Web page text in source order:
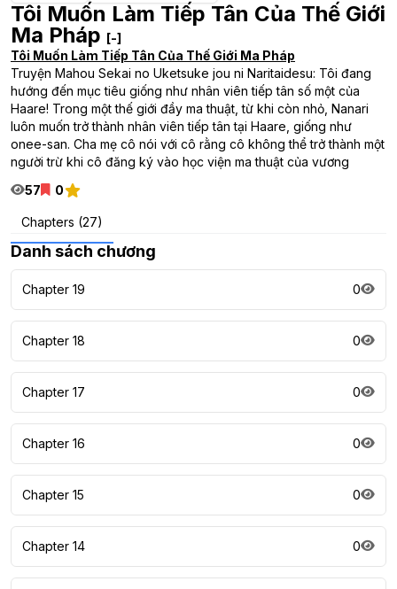
Tôi Muốn Làm Tiếp Tân Của Thế Giới
Ma Pháp [-]
Tôi Muốn Làm Tiếp Tân Của Thế Giới Ma Pháp
Truyện Mahou Sekai no Uketsuke jou ni Naritaidesu: Tôi đang
hướng đến mục tiêu giống như nhân viên tiếp tân số một của
Haare! Trong một thế giới đầy ma thuật, từ khi còn nhỏ, Nanari
luôn muốn trở thành nhân viên tiếp tân tại Haare, giống như
onee-san. Cha mẹ cô nói với cô rằng cô không thể trở thành một
người trừ khi cô đăng ký vào học viện ma thuật của vương
57
0
Chapters (27)
Danh sách chương
Chapter 19 0
Chapter 18 0
Chapter 17 0
Chapter 16 0
Chapter 15 0
Chapter 14 0